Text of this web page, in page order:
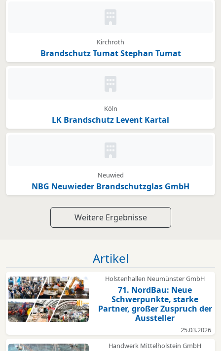
Kein Bild oder Logo hinterlegt
Kirchroth
Brandschutz Tumat Stephan Tumat
Kein Bild oder Logo hinterlegt
Köln
LK Brandschutz Levent Kartal
Kein Bild oder Logo hinterlegt
Neuwied
NBG Neuwieder Brandschutzglas GmbH
Weitere Ergebnisse
Artikel
Holstenhallen Neumünster GmbH
71. NordBau: Neue
Schwerpunkte, starke
Partner, großer Zuspruch der
Aussteller
25.03.2026
Handwerk Mittelholstein GmbH